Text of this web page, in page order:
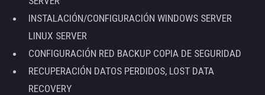
INSTALACIÓN/CONFIGURACIÓN WINDOWS SERVER
LINUX SERVER
CONFIGURACIÓN RED BACKUP COPIA DE SEGURIDAD
RECUPERACIÓN DATOS PERDIDOS, LOST DATA
RECOVERY